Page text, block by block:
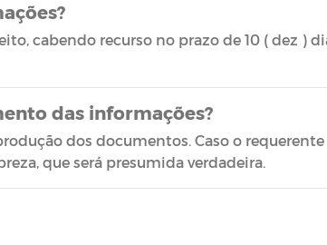
cabendo recurso no prazo de 10 ( dez )
das informações?
dos documentos. Caso o
que será presumida verdadeira.